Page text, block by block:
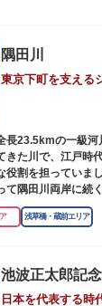
バスも運航してい
隅田川
東京下町を支える
長23.5kmの一級
きた川で、江戸時
割を担っていまし
て隅田川両岸に続
レーションも、
開催される「隅田
」と呼ばれる遊歩
が施された遊歩道
っと一息つくのも
浅草橋・蔵前エリア
池波正太郎記
日本を代表する時